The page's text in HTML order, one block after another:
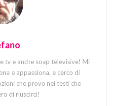
tv e anche soap televisive! Mi
e appassiona, e cerco di
che provo nei testi che
di riuscirci!